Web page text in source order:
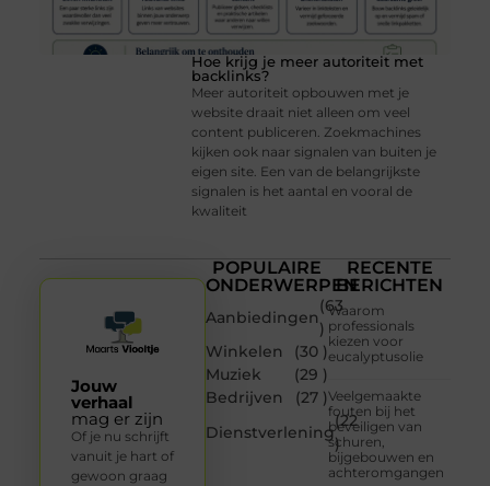
Hoe krijg je meer autoriteit met
backlinks?
Meer autoriteit opbouwen met je
website draait niet alleen om veel
content publiceren. Zoekmachines
kijken ook naar signalen van buiten je
eigen site. Een van de belangrijkste
signalen is het aantal en vooral de
kwaliteit
POPULAIRE
ONDERWERPEN
Aanbiedingen
(63
)
Winkelen
(30 )
Muziek
(29 )
Bedrijven
(27 )
Dienstverlening
(22
)
RECENTE
BERICHTEN
Waarom
professionals
kiezen voor
eucalyptusolie
Veelgemaakte
fouten bij het
beveiligen van
schuren,
bijgebouwen en
achteromgangen
Jouw
verhaal
mag er zijn
Of je nu schrijft
vanuit je hart of
gewoon graag